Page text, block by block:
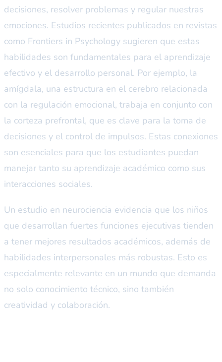
decisiones, resolver problemas y regular nuestras
emociones. Estudios recientes publicados en revistas
como Frontiers in Psychology sugieren que estas
habilidades son fundamentales para el aprendizaje
efectivo y el desarrollo personal. Por ejemplo, la
amígdala, una estructura en el cerebro relacionada
con la regulación emocional, trabaja en conjunto con
la corteza prefrontal, que es clave para la toma de
decisiones y el control de impulsos. Estas conexiones
son esenciales para que los estudiantes puedan
manejar tanto su aprendizaje académico como sus
interacciones sociales.
Un estudio en neurociencia evidencia que los niños
que desarrollan fuertes funciones ejecutivas tienden
a tener mejores resultados académicos, además de
habilidades interpersonales más robustas. Esto es
especialmente relevante en un mundo que demanda
no solo conocimiento técnico, sino también
creatividad y colaboración.